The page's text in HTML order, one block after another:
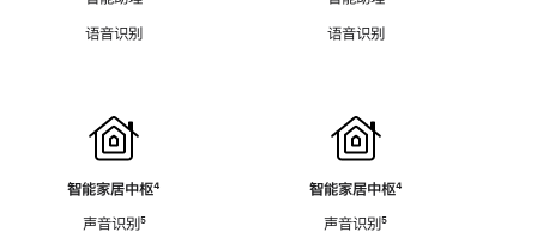
语音识别
智能家居中枢脚
⁴
声音识别脚
⁵
语音识别
智能家居中枢脚
⁴
声音识别脚
⁵